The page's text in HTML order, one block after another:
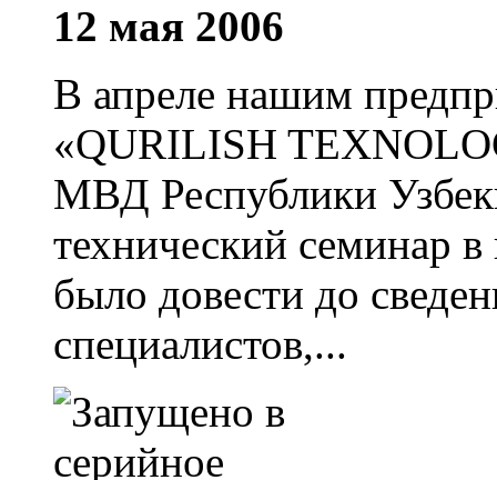
12 мая 2006
В апреле нашим
«QURILISH
МВД Республики
технический семинар
было довести до
специалистов,...